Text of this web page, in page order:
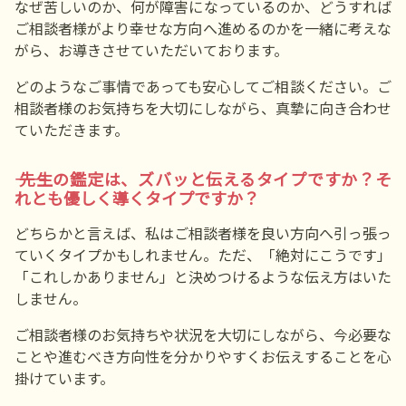
なぜ苦しいのか、何が障害になっているのか、どうすれば
ご相談者様がより幸せな方向へ進めるのかを一緒に考えな
がら、お導きさせていただいております。
どのようなご事情であっても安心してご相談ください。ご
相談者様のお気持ちを大切にしながら、真摯に向き合わせ
ていただきます。
―― 先生の鑑定は、ズバッと伝えるタイプですか？そ
れとも優しく導くタイプですか？
どちらかと言えば、私はご相談者様を良い方向へ引っ張っ
ていくタイプかもしれません。ただ、「絶対にこうです」
「これしかありません」と決めつけるような伝え方はいた
しません。
ご相談者様のお気持ちや状況を大切にしながら、今必要な
ことや進むべき方向性を分かりやすくお伝えすることを心
掛けています。